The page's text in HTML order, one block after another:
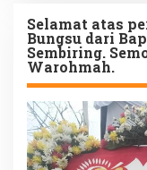
Selamat atas
Bungsu dari
Sembiring.
Warohmah.